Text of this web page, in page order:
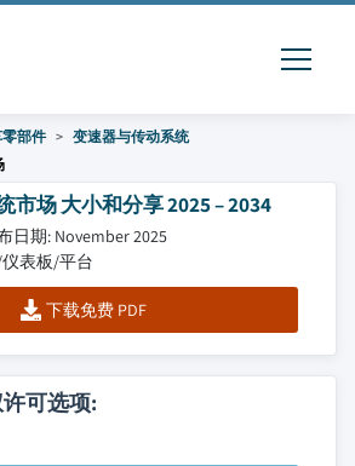
部件
变速器与传动系统
市场 大小和分享 2025 – 2034
日期: November 2025
仪表板/平台
下载免费 PDF
可选项: